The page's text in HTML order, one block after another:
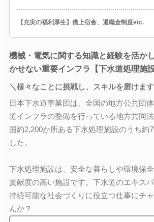
【充実の福利厚生】借上宿舎、退職金制度etc.
機械・電気に関する知識と経験を活か
かせない重要インフラ【下水道処理施
＼様々なことに挑戦し、スキルを磨けま
日本下水道事業団は、全国の地方公共団
道インフラの整備を行っている地方共同
国約2,200か所ある下水処理施設のうち約
した。
下水処理施設は、安全な暮らしや環境保
貢献度の高い施設です。下水道のエキスパ
持続可能な社会づくりに役立つ仕事にチ
んか？